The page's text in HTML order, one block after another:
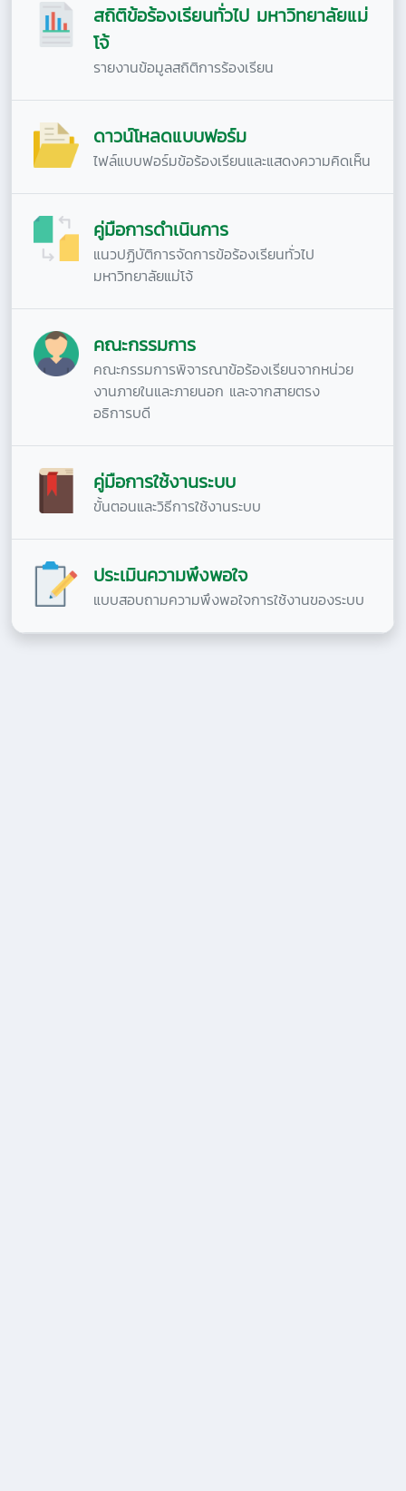
สถิติข้อร้องเรียนทั่วไป มหาวิทยาลัยแม่
โจ้
รายงานข้อมูลสถิติการร้องเรียน
ดาวน์โหลดแบบฟอร์ม
ไฟล์แบบฟอร์มข้อร้องเรียนและแสดงความคิดเห็น
คู่มือการดำเนินการ
แนวปฏิบัติการจัดการข้อร้องเรียนทั่วไป
มหาวิทยาลัยแม่โจ้
คณะกรรมการ
คณะกรรมการพิจารณาข้อร้องเรียนจากหน่วย
งานภายในและภายนอก และจากสายตรง
อธิการบดี
คู่มือการใช้งานระบบ
ขั้นตอนและวิธีการใช้งานระบบ
ประเมินความพึงพอใจ
แบบสอบถามความพึงพอใจการใช้งานของระบบ